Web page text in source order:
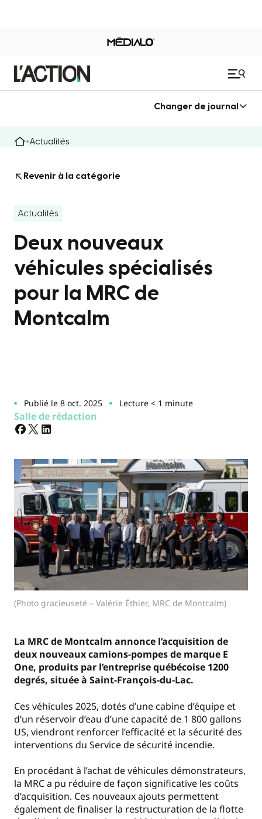
Changer de journal
Actualités
Revenir à la catégorie
Actualités
Deux nouveaux
véhicules spécialisés
pour la MRC de
Montcalm
Publié le 8 oct. 2025 Lecture < 1 minute
Salle de rédaction
(Photo gracieuseté – Valérie Éthier, MRC de Montcalm)
La MRC de Montcalm annonce l’acquisition de
deux nouveaux camions-pompes de marque E
One, produits par l’entreprise québécoise 1200
degrés, située à Saint-François-du-Lac.
Ces véhicules 2025, dotés d’une cabine d’équipe et
d’un réservoir d’eau d’une capacité de 1 800 gallons
US, viendront renforcer l’efficacité et la sécurité des
interventions du Service de sécurité incendie.
En procédant à l’achat de véhicules démonstrateurs,
la MRC a pu réduire de façon significative les coûts
d’acquisition. Ces nouveaux ajouts permettent
également de finaliser la restructuration de la flotte